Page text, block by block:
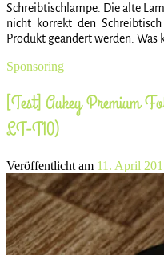
Schreibtischlampe. Die alte
nicht korrekt den
Produkt geändert werden. Was
Sponsoring
[Test] Aukey Premium
LT-T10)
Veröffentlicht am 11. April